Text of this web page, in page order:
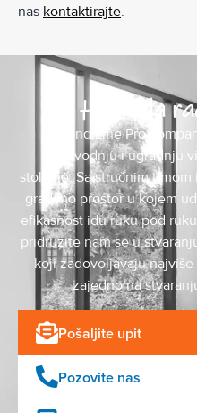
nas kontaktirajte.
Hajde da
Mond Line Pro
proizvodnju i ugradnju
stolarije. Sa stručnim
gradimo prostor u kojem
efikasnost idu ruku pod
pridružite nam se u
koji zadovoljavaju
zajedno na
Pošaljite upit
Pozovite nas